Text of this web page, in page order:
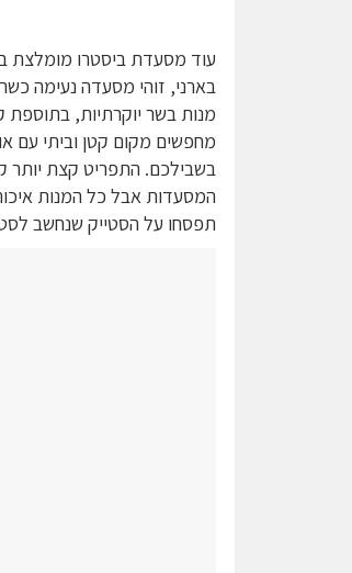
עוד מסעדת ביסטרו מומלצת
בארני, זוהי מסעדה נעימה
מנות בשר יוקרתיות, בתוספת
מחפשים מקום קטן וביתי עם
בשבילכם. התפריט קצת יותר
המסעדות אבל כל המנות
תפסחו על הסטייק שנחשב